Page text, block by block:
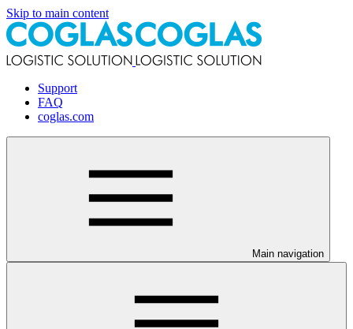
Skip to main content
Support
FAQ
coglas.com
Main navigation